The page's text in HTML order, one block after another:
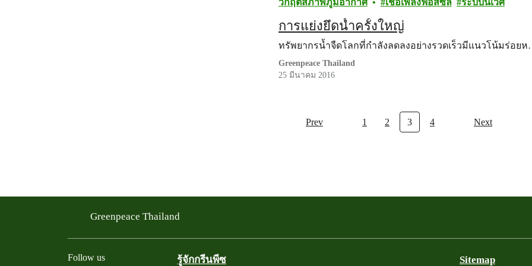
วิกฤตสภาพภูมิอากาศ เชื้อเพลิงฟอสซิล ระบบนิเวศ
การแย่งยึดน้ำครั้งใหญ่
ทรัพยากรน้ำจืดโลกที่กำลังลดลงอย่างรวดเร็วมีแนวโน้มร่อย
Greenpeace Thailand
25 มีนาคม 2016
Prev 1 2 3 4 Next
Greenpeace Thailand
Follow us รู้จักกรีนพีซ Sitemap